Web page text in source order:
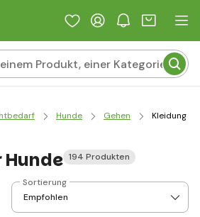
Hunde Gehen Kleidung
194 Produkten
Sortierung